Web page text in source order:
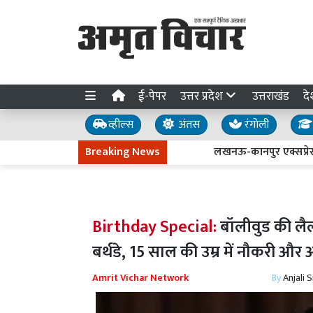
ई-पेपर उत्तर प्रदेश उत्तराखंड
व्हील्स अंतस रंगोली
Breaking News
लखनऊ-कानपुर एक्सप्रेसवे
Birthday Special:बॉलीवुड की
बर्थडे, 15 साल की उम्र में नौकरी
Amrit Vichar Network ByAnjali